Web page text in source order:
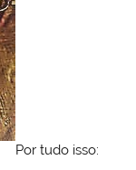
Por tudo isso: